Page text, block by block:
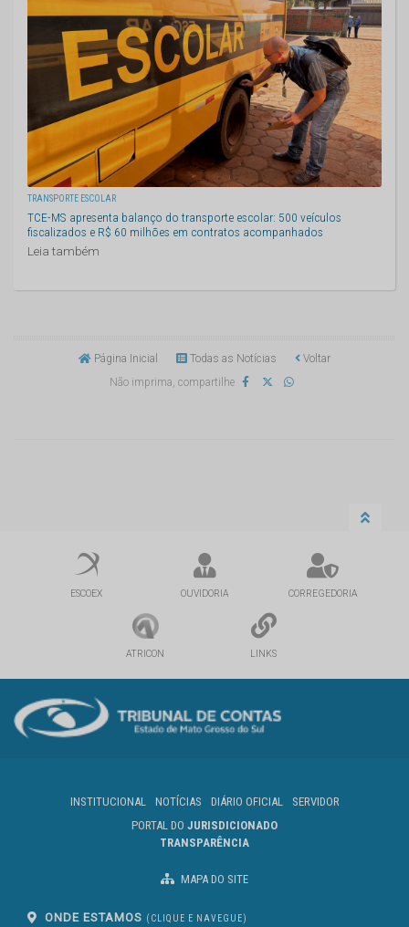
TRANSPORTE ESCOLAR
TCE-MS apresenta balanço do transporte escolar: 500 veículos
fiscalizados e R$ 60 milhões em contratos acompanhados
Leia também
Página Inicial Todas as Notícias
Voltar
Não imprima, compartilhe
ESCOEX OUVIDORIA CORREGEDORIA
ATRICON LINKS
INSTITUCIONAL NOTÍCIAS DIÁRIO OFICIAL
SERVIDOR
PORTAL DO JURISDICIONADO
TRANSPARÊNCIA
MAPA DO SITE
ONDE ESTAMOS (CLIQUE E NAVEGUE)